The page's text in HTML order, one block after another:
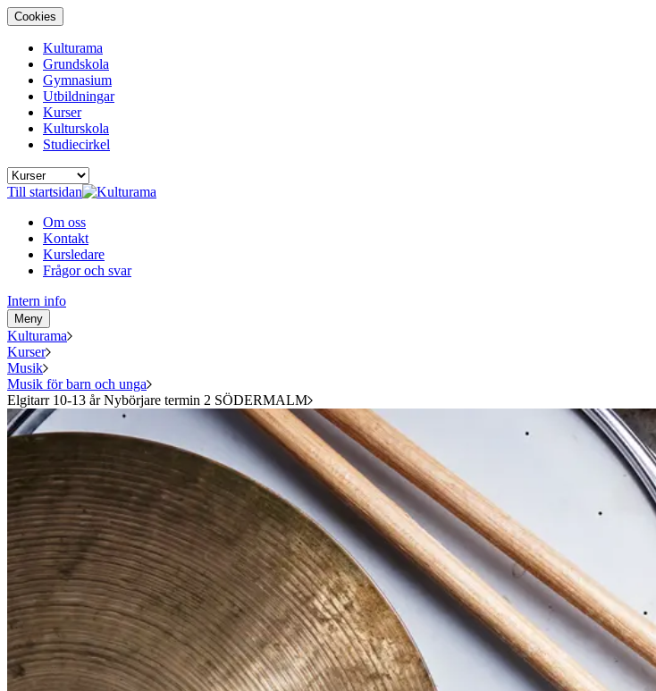
Cookies
Kulturama
Grundskola
Gymnasium
Utbildningar
Kurser
Kulturskola
Studiecirkel
Till startsidan
Om oss
Kontakt
Kursledare
Frågor och svar
Intern info
Meny
Kulturama
Kurser
Musik
Musik för barn och unga
Elgitarr 10-13 år Nybörjare termin 2 SÖDERMALM